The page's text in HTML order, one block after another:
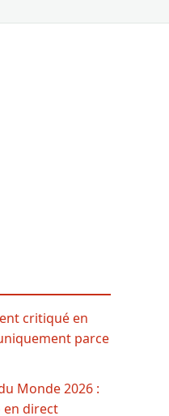
critiqué en
parce
Monde 2026 :
en direct